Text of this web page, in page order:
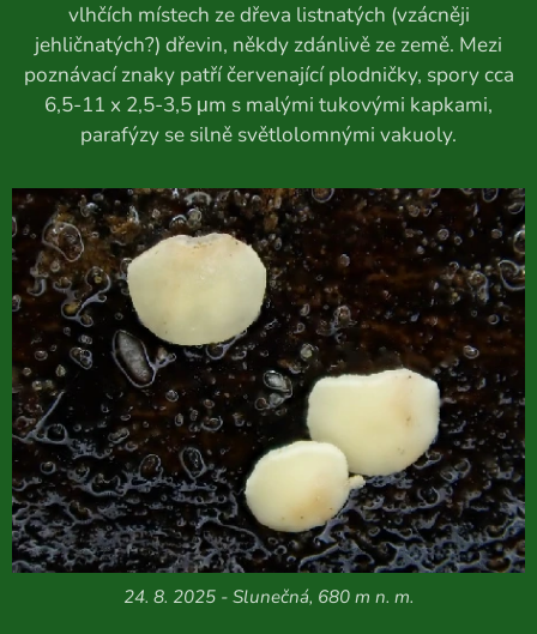
vlhčích místech ze dřeva listnatých (vzácněji
jehličnatých?) dřevin, někdy zdánlivě ze země. Mezi
poznávací znaky patří červenající plodničky, spory cca
6,5-11 x 2,5-3,5 μm s malými tukovými kapkami,
parafýzy se silně světlolomnými vakuoly.
24. 8. 2025 - Slunečná, 680 m n. m.